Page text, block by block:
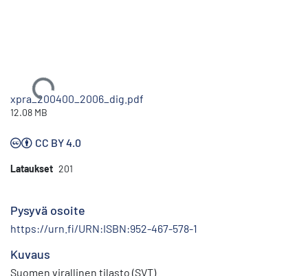
Ladataan...
xpra_200400_2006_dig.pdf
12.08 MB
CC BY 4.0
Lataukset 201
Pysyvä osoite
https://urn.fi/URN:ISBN:952-467-578-1
Kuvaus
Suomen virallinen tilasto (SVT)